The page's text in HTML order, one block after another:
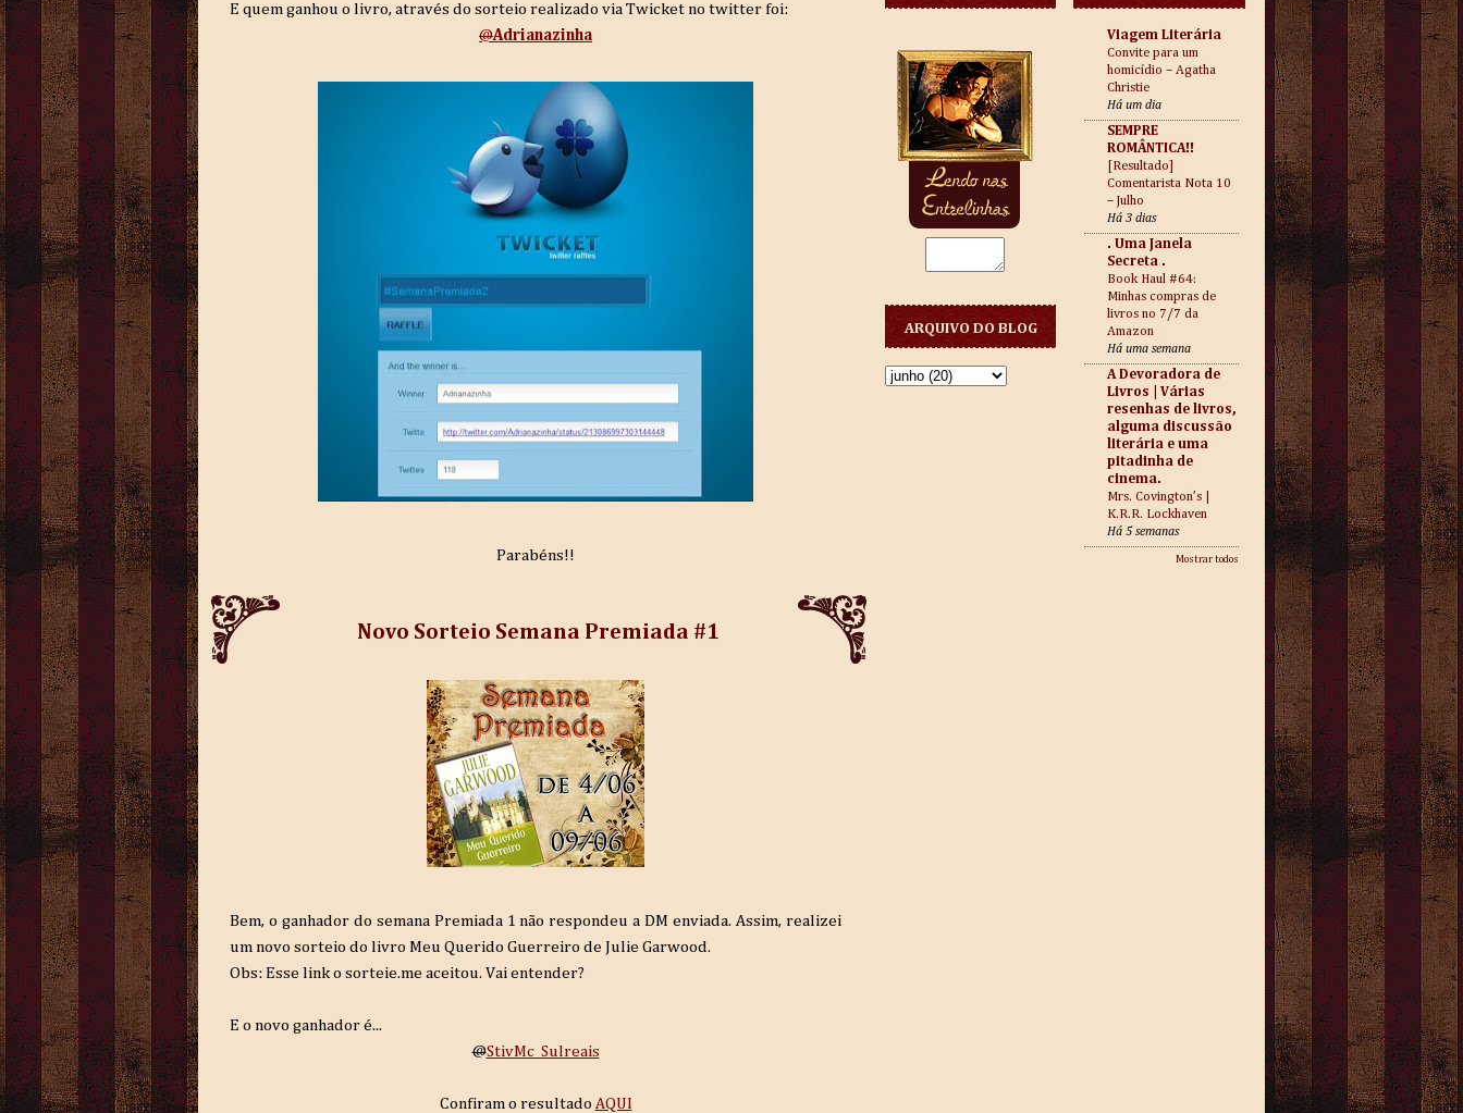
E quem ganhou o livro, através do sorteio realizado via Twicket no twitter foi:
@Adrianazinha
Parabéns!!
Novo Sorteio Semana Premiada #1
Bem, o ganhador do semana Premiada 1 não respondeu a DM enviada. Assim, realizei
um novo sorteio do livro Meu Querido Guerreiro de Julie Garwood.
Obs: Esse link o sorteie.me aceitou. Vai entender?
E o novo ganhador é...
@StivMc_Sulreais
Confiram o resultado AQUI
ARQUIVO DO BLOG
Viagem Literária
Convite para um
homicídio – Agatha
Christie
Há um dia
SEMPRE
ROMÂNTICA!!
[Resultado]
Comentarista Nota 10
– Julho
Há 3 dias
. Uma Janela
Secreta .
Book Haul #64:
Minhas compras de
livros no 7/7 da
Amazon
Há uma semana
A Devoradora de
Livros | Várias
resenhas de livros,
alguma discussão
literária e uma
pitadinha de
cinema.
Mrs. Covington’s |
K.R.R. Lockhaven
Há 5 semanas
Mostrar todos